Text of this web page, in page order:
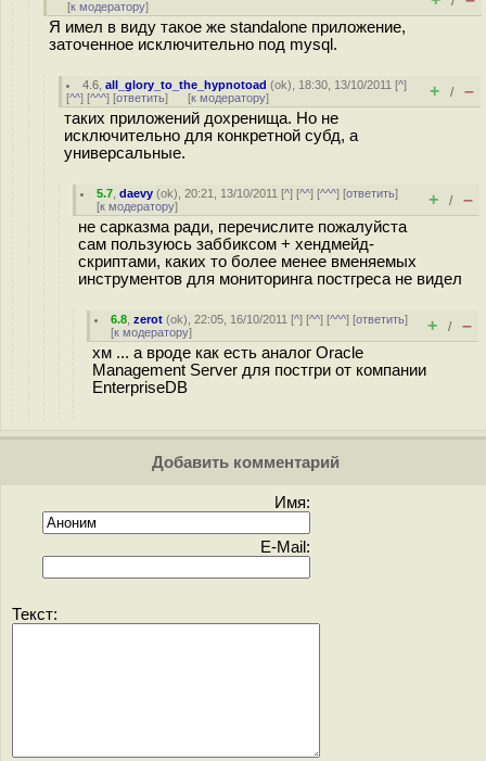
[к модератору]
Я имел в виду такое же standalone приложение,
заточенное исключительно под mysql.
4.6 ,all_glory_to_the_hypnotoad (ok), 18:30, 13/10/2011 [^]
[^^] [^^^] [ответить] [к модератору] + / –
таких приложений дохренища. Но не
исключительно для конкретной субд, а
универсальные.
5.7 ,daevy (ok), 20:21, 13/10/2011 [^] [^^] [^^^] [ответить]
[к модератору] + / –
не сарказма ради, перечислите пожалуйста
сам пользуюсь заббиксом + хендмейд-
скриптами, каких то более менее вменяемых
инструментов для мониторинга постгреса не видел
6.8 ,zerot (ok), 22:05, 16/10/2011 [^] [^^] [^^^] [ответить]
[к модератору] + / –
хм ... а вроде как есть аналог Oracle
Management Server для постгри от компании
EnterpriseDB
Добавить комментарий
Имя:
E-Mail:
Текст: